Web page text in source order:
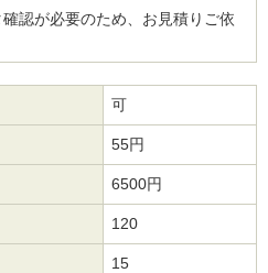
認が必要のため、お見積りご依
可
55円
6500円
120
15